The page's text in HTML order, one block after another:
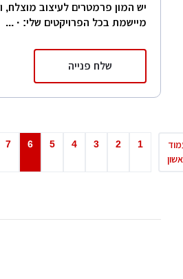
יש המון פרמטרים לעיצוב מוצלח, וכמה
מיישמת בכל הפרויקטים שלי: · ...
שלח פנייה
1
2
3
4
5
6
7
8